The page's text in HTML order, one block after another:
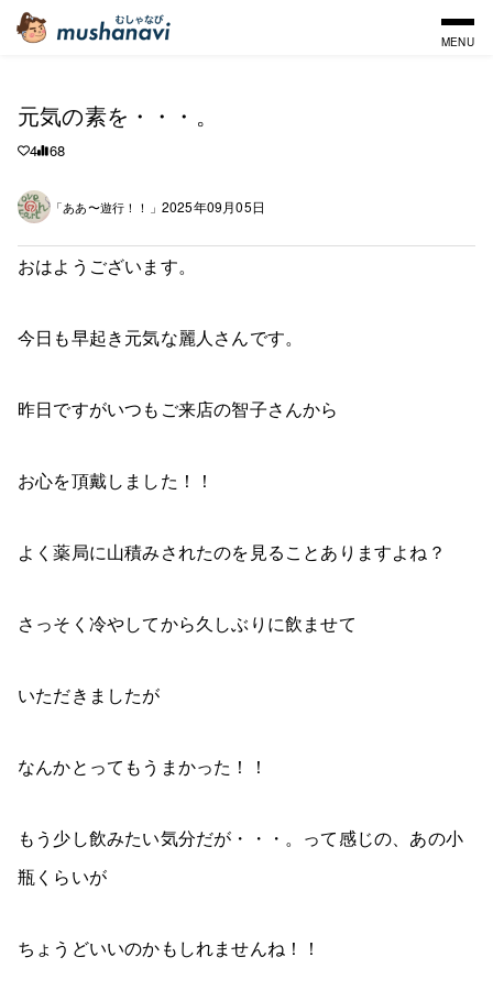
MENU
元気の素を・・・。
4 68
「ああ〜遊行！！」 2025年09月05日
おはようございます。
今日も早起き元気な麗人さんです。
昨日ですがいつもご来店の智子さんから
お心を頂戴しました！！
よく薬局に山積みされたのを見ることありますよね？
さっそく冷やしてから久しぶりに飲ませて
いただきましたが
なんかとってもうまかった！！
もう少し飲みたい気分だが・・・。って感じの、あの小
瓶くらいが
ちょうどいいのかもしれませんね！！